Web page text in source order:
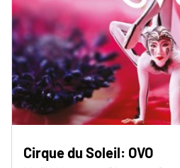
Cirque du Soleil: OVO